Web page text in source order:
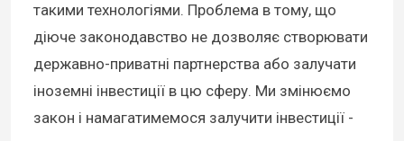
такими технологіями. Проблема в тому, що
діюче законодавство не дозволяє створювати
державно-приватні партнерства або залучати
іноземні інвестиції в цю сферу. Ми змінюємо
закон і намагатимемося залучити інвестиції -